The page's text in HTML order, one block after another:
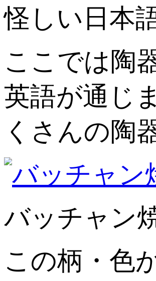
怪しい日本
ここでは陶
英語が通じ
くさんの陶
バッチャン
この柄・色